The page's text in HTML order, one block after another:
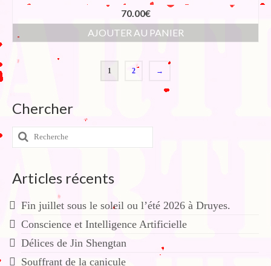
70.00€
AJOUTER AU PANIER
1 2 →
Chercher
Rechercher
:
Articles récents
Fin juillet sous le soleil ou l’été 2026 à Druyes.
Conscience et Intelligence Artificielle
Délices de Jin Shengtan
Souffrant de la canicule